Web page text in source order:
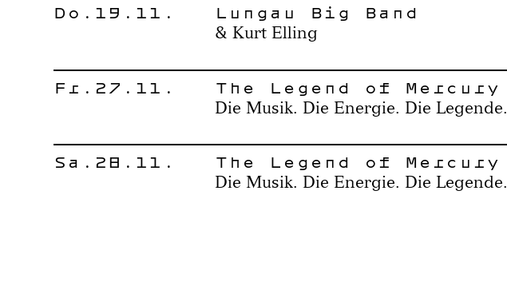
Do.19.11. Lungau Big Band
& Kurt Elling
Fr.27.11. The Legend of Mercury
Die Musik. Die Energie. Die Legende.
Sa.28.11. The Legend of Mercury
Die Musik. Die Energie. Die Legende.